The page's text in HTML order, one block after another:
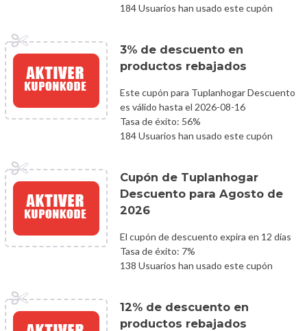
184 Usuarios han usado este cupón
3% de descuento en
productos rebajados
Este cupón para Tuplanhogar Descuento
es válido hasta el 2026-08-16
Tasa de éxito: 56%
184 Usuarios han usado este cupón
Cupón de Tuplanhogar
Descuento para Agosto de
2026
El cupón de descuento expira en 12 días
Tasa de éxito: 7%
138 Usuarios han usado este cupón
12% de descuento en
productos rebajados